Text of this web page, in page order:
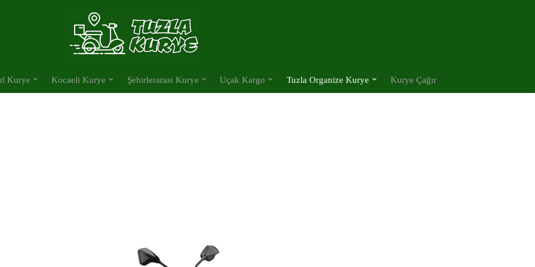
Kurye Kocaeli Kurye Şehirlerarası Kurye Uçak Kargo Tuzla Organize Kurye Kurye Çağır